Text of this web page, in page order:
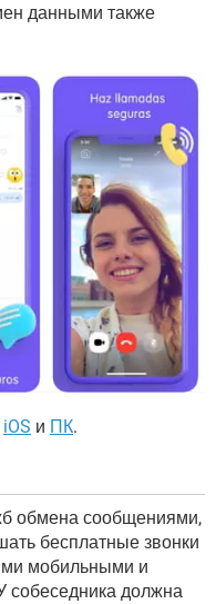
данными также
iOS и ПК.
обмена сообщениями,
бесплатные звонки
мобильными и
должна